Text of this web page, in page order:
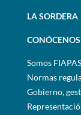
LA SORDERA
CONÓCENOS
Somos FIAPAS
Normas
Gobierno,